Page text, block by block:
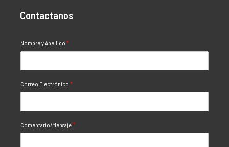
Contactanos
Nombre y Apellido *
Correo Electrónico *
Comentario/Mensaje*